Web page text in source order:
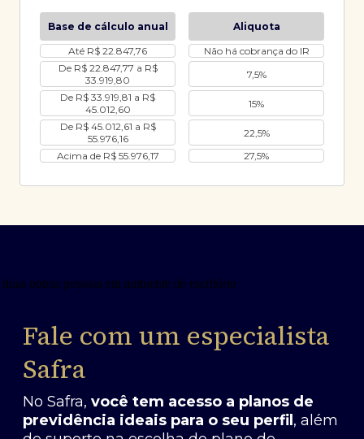
Base de cálculo anual
Aliquota
Até R$ 22.847,76
Não há cobrança do IR
De R$ 22.847,77 a R$
33.919,80
7,5%
De R$ 33.919,81 a R$
45.012,60
15%
De R$ 45.012,61 a R$
55.976,16
22,5%
Acima de R$ 55.976,17
27,5%
Fale com um especialista
Safra
No Safra, você tem acesso a planos de
previdência ideais para o seu perfil , além